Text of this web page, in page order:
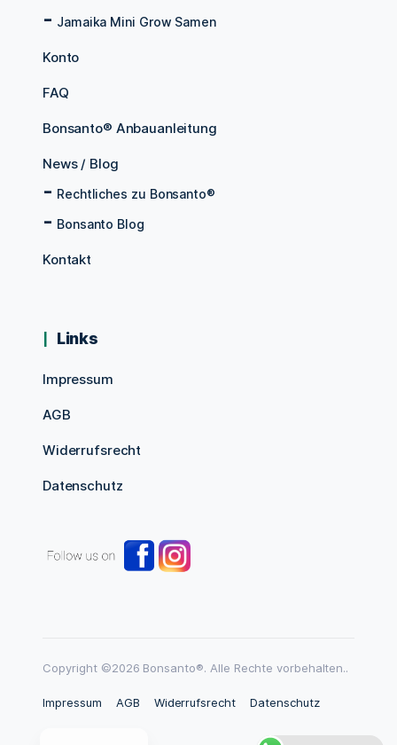
Jamaika Mini Grow Samen
Konto
FAQ
Bonsanto® Anbauanleitung
News / Blog
Rechtliches zu Bonsanto®
Bonsanto Blog
Kontakt
Links
Impressum
AGB
Widerrufsrecht
Datenschutz
Copyright ©2026 Bonsanto®. Alle Rechte vorbehalten..
Impressum AGB Widerrufsrecht Datenschutz